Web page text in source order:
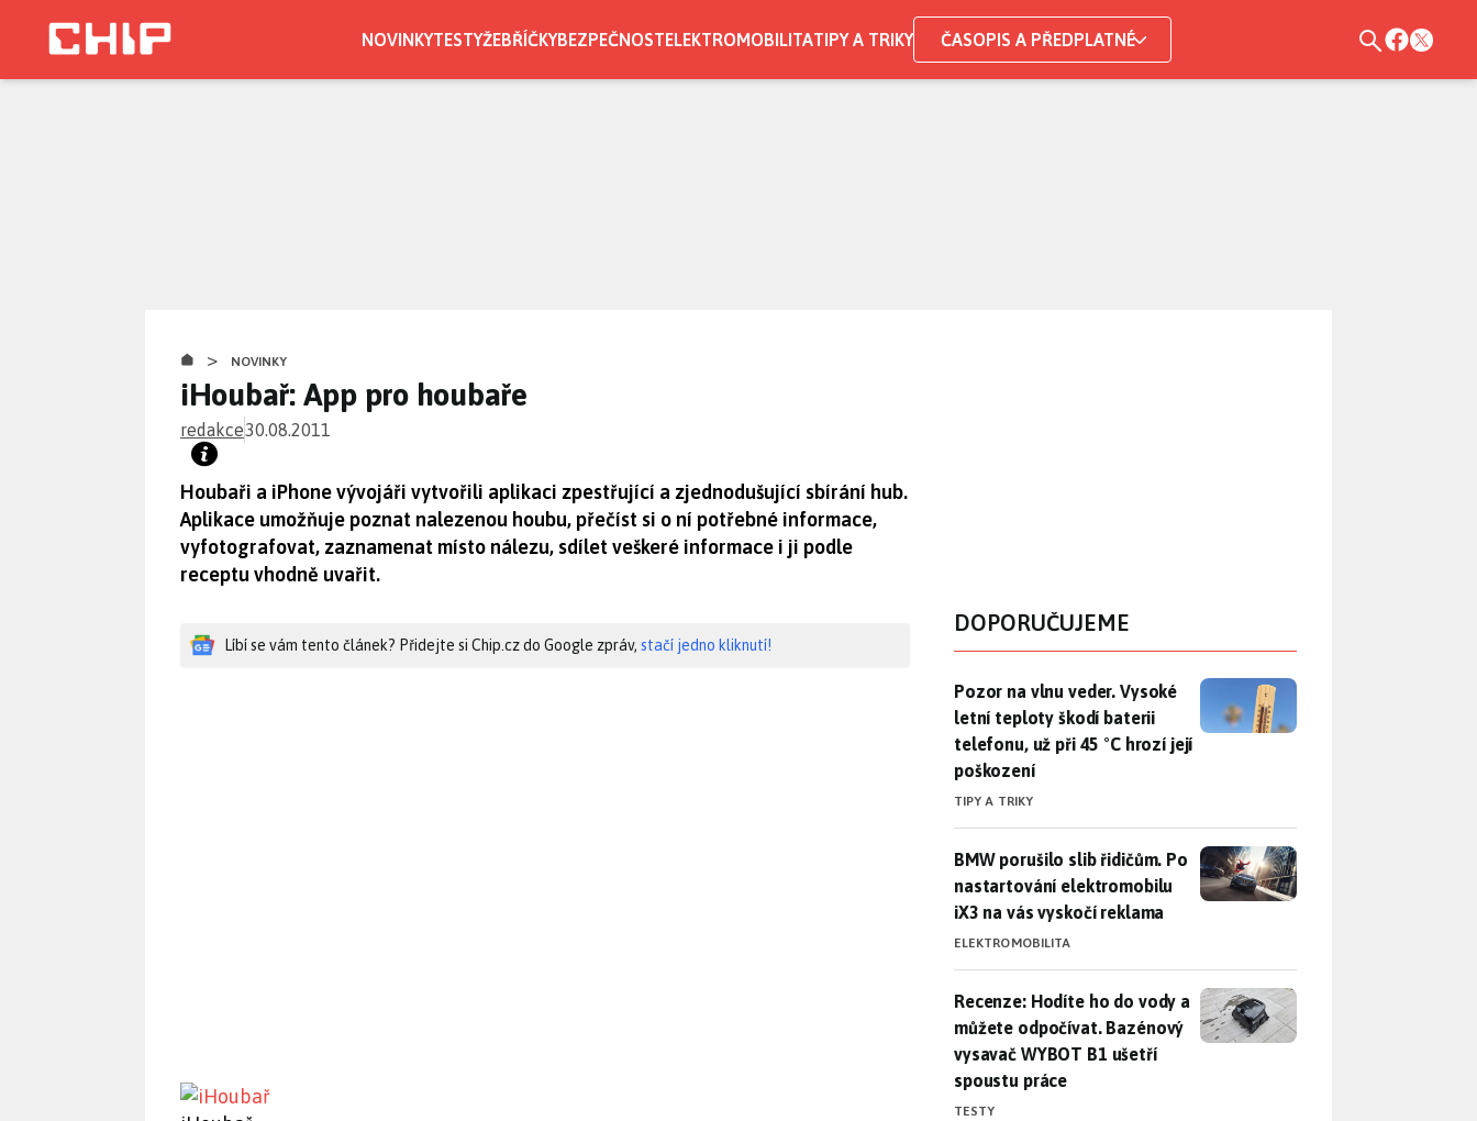
NOVINKYTESTYŽEBŘÍČKYBEZPEČNOSTELEKTROMOBILITATIPY A TRIKY ČASOPIS A PŘEDPLATNÉ
> NOVINKY
iHoubař: App pro houbaře
redakce30.08.2011
Houbaři a iPhone vývojáři vytvořili aplikaci zpestřující a zjednodušující sbírání hub.
Aplikace umožňuje poznat nalezenou houbu, přečíst si o ní potřebné informace,
vyfotografovat, zaznamenat místo nálezu, sdílet veškeré informace i ji podle
receptu vhodně uvařit.
Líbí se vám tento článek? Přidejte si Chip.cz do Google zpráv, stačí jedno kliknutí!
DOPORUČUJEME
Pozor na vlnu veder. Vysoké letní teploty škodí baterii telefonu,
Pozor na vlnu veder. Vysoké
letní teploty škodí baterii
telefonu, už při 45 °C hrozí její
poškození
TIPY A TRIKY
BMW porušilo slib řidičům. Po nastartování elektromobilu iX3 na
BMW porušilo slib řidičům. Po
nastartování elektromobilu
iX3 na vás vyskočí reklama
ELEKTROMOBILITA
Recenze: Hodíte ho do vody a můžete odpočívat. Bazénový
Recenze: Hodíte ho do vody a
můžete odpočívat. Bazénový
vysavač WYBOT B1 ušetří
spoustu práce
TESTY